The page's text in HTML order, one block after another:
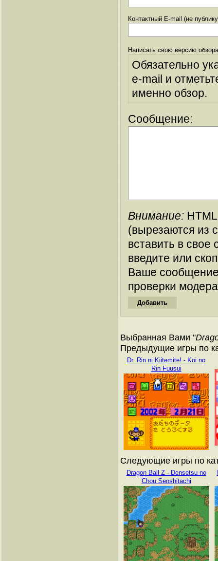
Контактный E-mail (не
Написать свою версию
Обязательно
e-mail и
именно обзор.
Сообщение:
Внимание:
(вырезаются из
вставить в
введите или
Ваше
проверки
Выбранная Вами "
Предыдущие игры по
Dr. Rin ni Kiitemite! - Koi no
Rin Fuusui
Следующие игры по
Dragon Ball Z - Densetsu no
Chou Senshitachi